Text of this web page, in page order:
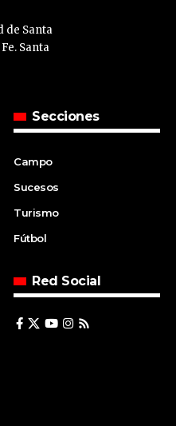
de Santa
Santa
Secciones
Campo
Sucesos
Turismo
Fútbol
Red Social